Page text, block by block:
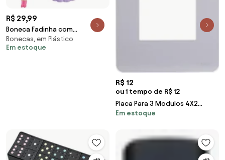
R$ 29,99
Boneca Fadinha com
Acessórios
Bonecas, em Plástico
Em estoque
R$ 12
ou 1 tempo de R$ 12
Placa Para 3 Modulos 4X2
Gamma Silver Orion
Em estoque